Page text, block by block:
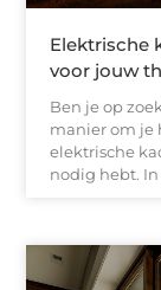
Elektrische
voor jouw
Ben je op
manier om je
elektrische
nodig hebt.